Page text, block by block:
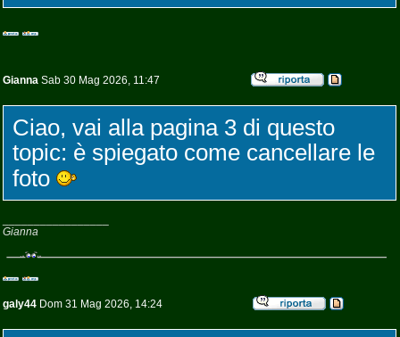
Gianna Sab 30 Mag 2026, 11:47
Ciao, vai alla pagina 3 di questo
topic: è spiegato come cancellare le
foto
Gianna
galy44 Dom 31 Mag 2026, 14:24